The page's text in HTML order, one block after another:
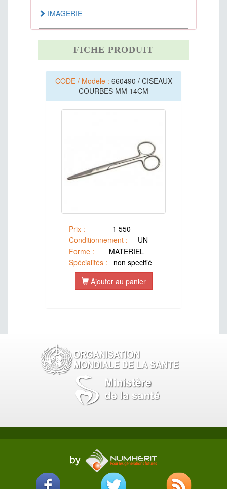
MEDICAMENTS ET PRODUITS POUR LA
DYALISE
ORL
OXYTOCIQUES
PREPARATIONS IMMUNOLOGIQUES
PREPRATIONS UTILISEES EN
PSYCHOTROPES ET PSYCHOSTIMULANT
SOLUTES
SOLVANTS
VITAMINES ET SELS MINERAUX
IMAGERIE
DENTAIRE
MEDICAMENTS DIVERS
FICHE PRODUIT
CODE / Modele : 660490 / CISEAUX
COURBES MM 14CM
Prix :
1 550
Conditionnement :
UN
Forme :
MATERIEL
Spécialités :
non specifié
Ajouter au panier